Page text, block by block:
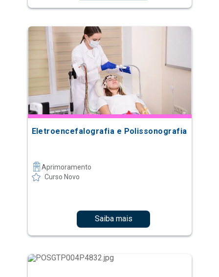
Eletroencefalografia e Polissonografia
Aprimoramento
Curso Novo
Saiba mais